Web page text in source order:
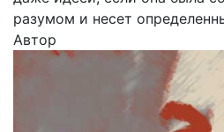
разумом и несет
Автор